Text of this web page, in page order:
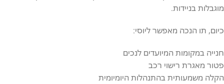
מוגבלות בניידות.
כיום, תו הנכה מאפשר ליוסי:
חנייה במקומות המיועדים לנכים
פטור מאגרת רישוי רכב
הקלה משמעותית בהתנהלות היומיומית